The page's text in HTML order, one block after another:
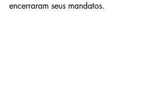
encerraram seus mandatos.